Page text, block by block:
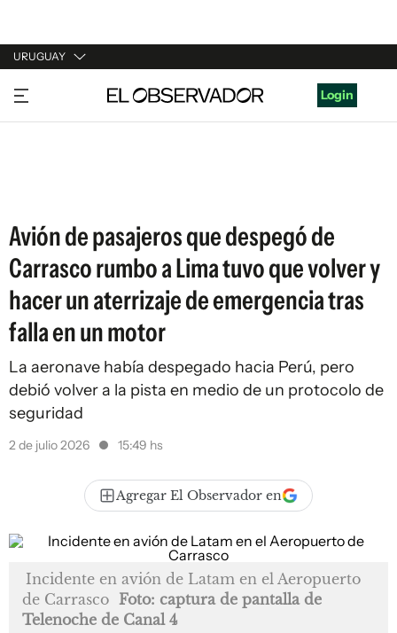
URUGUAY
URUGUAY
ARGENTINA
Login
Avión de pasajeros que despegó de
Carrasco rumbo a Lima tuvo que volver y
hacer un aterrizaje de emergencia tras
falla en un motor
La aeronave había despegado hacia Perú, pero
debió volver a la pista en medio de un protocolo de
seguridad
2 de julio 2026 15:49 hs
Agregar El Observador en
Incidente en avión de Latam en el Aeropuerto
de Carrasco Foto: captura de pantalla de
Telenoche de Canal 4